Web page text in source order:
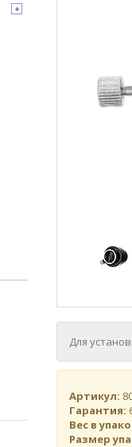
Для
Артикул:
Гарантия:
Вес в
Размер